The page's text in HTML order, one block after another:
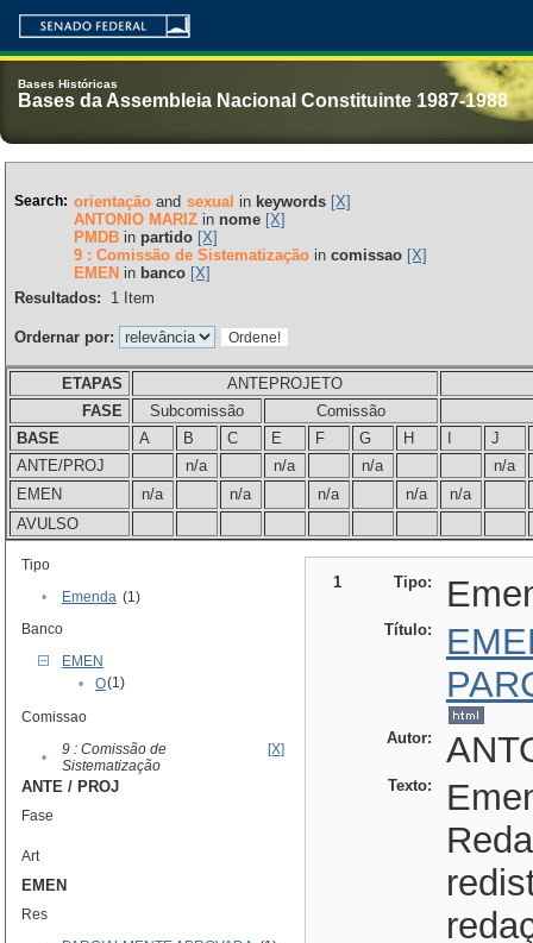
Bases Históricas
Bases da Assembleia Nacional Constituinte 1987-1988
Search: orientaçãoand sexual in keywords [X]
ANTONIO MARIZin nome [X]
PMDBin partido [X]
9 : Comissão de Sistematizaçãoin comissao [X]
EMEN in banco [X]
Resultados:
1Item
Ordernar por:
ETAPAS
ANTEPROJETO
FASE
Subcomissão
Comissão
BASE
A B C E F G H
J
ANTE/PROJ
n/a n/a n/a
n/a
EMEN
n/a n/a n/a n/a
n/a
AVULSO
Tipo
•
Emenda (1)
Banco
EMEN
•
O(1)
Comissao
•
9 : Comissão de
Sistematização
[X]
ANTE / PROJ
Fase
Art
EMEN
Res
1 Tipo:
Título:
Autor:
Texto: